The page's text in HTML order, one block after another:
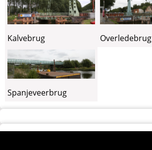
Kalvebrug Overledebrug
Spanjeveerbrug